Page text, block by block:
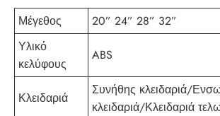
Μέγεθος
20” 24” 28” 32”
Υλικό
κελύφους
ABS
Κλειδαριά
Συνήθης κλειδαριά/
κλειδαριά/Κλειδαριά